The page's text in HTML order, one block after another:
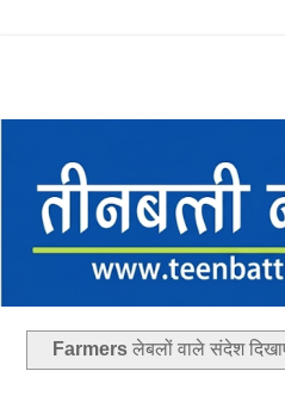
Farmersलेबलों वाले संदेश